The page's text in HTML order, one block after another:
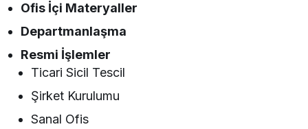
Ofis İçi Materyaller
Departmanlaşma
Resmi İşlemler
Ticari Sicil Tescil
Şirket Kurulumu
Sanal Ofis